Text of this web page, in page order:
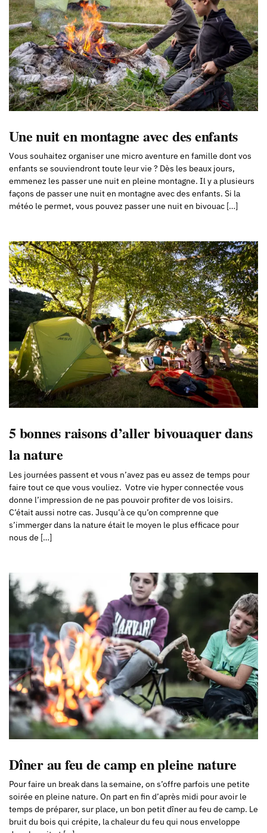
Une nuit en montagne avec des enfants
Vous souhaitez organiser une micro aventure en famille dont vos
enfants se souviendront toute leur vie ? Dès les beaux jours,
emmenez les passer une nuit en pleine montagne. Il y a plusieurs
façons de passer une nuit en montagne avec des enfants. Si la
météo le permet, vous pouvez passer une nuit en bivouac […]
5 bonnes raisons d’aller bivouaquer dans
la nature
Les journées passent et vous n’avez pas eu assez de temps pour
faire tout ce que vous vouliez. Votre vie hyper connectée vous
donne l’impression de ne pas pouvoir profiter de vos loisirs.
C’était aussi notre cas. Jusqu’à ce qu’on comprenne que
s’immerger dans la nature était le moyen le plus efficace pour
nous de […]
Dîner au feu de camp en pleine nature
Pour faire un break dans la semaine, on s’offre parfois une petite
soirée en pleine nature. On part en fin d’après midi pour avoir le
temps de préparer, sur place, un bon petit dîner au feu de camp. Le
bruit du bois qui crépite, la chaleur du feu qui nous enveloppe